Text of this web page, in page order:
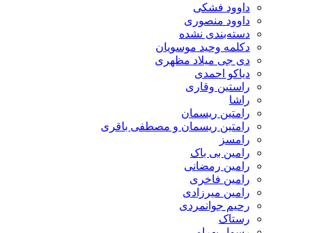
داوود فشکی
داوود منصوری
دسته‌بندی نشده
دکلمه وحید موسویان
دی جی میلاد مظهری
دیاکو احمدی
راستین وقاری
راشا
رامتین ریسمان
رامتین ریسمان و مصطفی باقری
رامسز
رامین بی باک
رامین رمضانی
رامین فاخری
رامین میرزادی
رحیم جوانمردی
رستاک